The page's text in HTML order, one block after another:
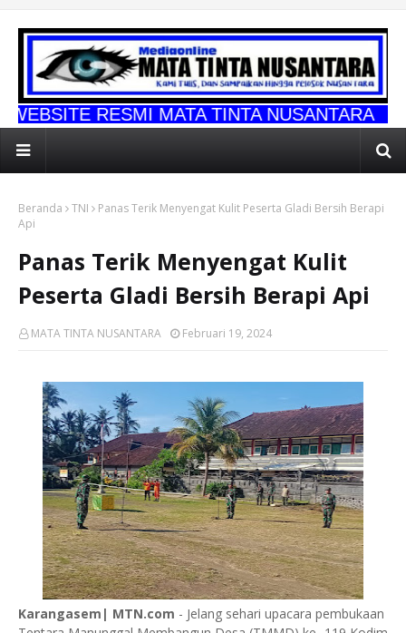
MATA TINTA NUSANTARA
Beranda TNI
Panas Terik Menyengat Kulit Peserta Gladi Bersih Berapi
Api
Panas Terik Menyengat Kulit
Peserta Gladi Bersih Berapi Api
MATA TINTA NUSANTARA Februari 19, 2024
Karangasem| MTN.com - Jelang sehari upacara pembukaan